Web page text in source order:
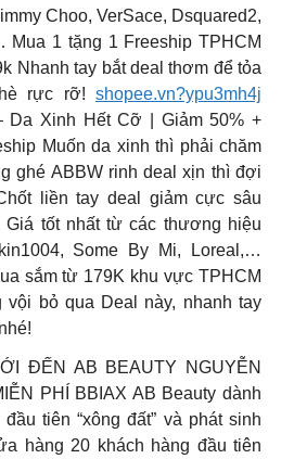
Choo, VerSace, Dsquared2,
Mua 1 tặng 1 Freeship TPHCM
Nhanh tay bắt deal thơm để tỏa
rực rỡ! shopee.vn?ypu3mh4j
Xinh Hết Cỡ | Giảm 50% +
Muốn da xinh thì phải chăm
ghé ABBW rinh deal xịn thì đợi
liền tay deal giảm cực sâu
Giá tốt nhất từ các thương hiệu
Some By Mi, Loreal,…
sắm từ 179K khu vực TPHCM
vội bỏ qua Deal này, nhanh tay
ĐẾN AB BEAUTY NGUYỄN
PHÍ BBIAX AB Beauty dành
tiên “xông đất” và phát sinh
hàng 20 khách hàng đầu tiên